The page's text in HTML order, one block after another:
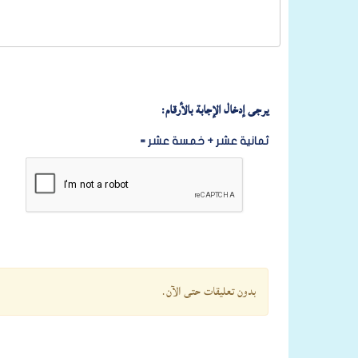
يرجى إدخال الإجابة بالأرقام:
ثمانية عشر + خمسة عشر =
بدون تعليقات حتى الآن.